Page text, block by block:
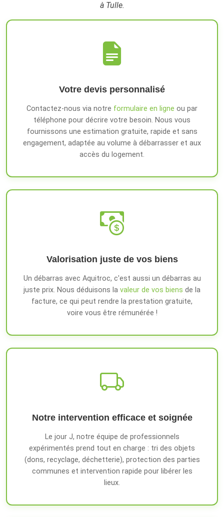
à Tulle.
Votre devis personnalisé
Contactez-nous via notre formulaire en ligne ou par
téléphone pour décrire votre besoin. Nous vous
fournissons une estimation gratuite, rapide et sans
engagement, adaptée au volume à débarrasser et aux
accès du logement.
Valorisation juste de vos biens
Un débarras avec Aquitroc, c'est aussi un débarras au
juste prix. Nous déduisons la valeur de vos biens de la
facture, ce qui peut rendre la prestation gratuite,
voire vous être rémunérée !
Notre intervention efficace et soignée
Le jour J, notre équipe de professionnels
expérimentés prend tout en charge : tri des objets
(dons, recyclage, déchetterie), protection des parties
communes et intervention rapide pour libérer les
lieux.